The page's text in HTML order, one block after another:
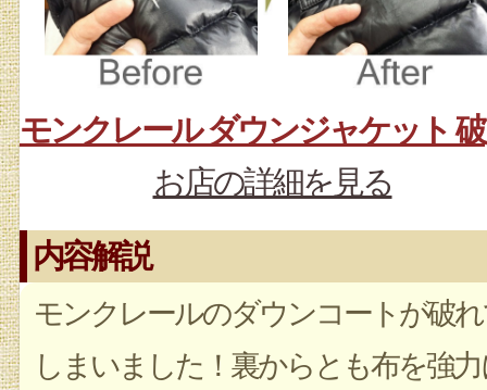
お店の詳細を見る
内容解説
モンクレールのダウンコートが破
しまいました！裏からとも布を強